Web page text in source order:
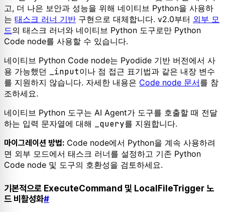
고, 더 나은 보안과 성능을 위해 네이티브 Python을 사용하
는 태스크 러너 기반 구현으로 대체합니다. v2.0부터 외부 모
드의 태스크 러너와 네이티브 Python 도구로만 Python
Code node를 사용할 수 있습니다.
네이티브 Python Code node는 Pyodide 기반 버전에서 사
용 가능했던
_input이나 점 접근 표기법과 같은 내장 변수
를 지원하지 않습니다. 자세한 내용은 Code node 문서를 참
조하세요.
네이티브 Python 도구는 AI Agent가 도구를 호출할 때 전달
하는 입력 문자열에 대해
_query를 지원합니다.
마이그레이션 방법: Code node에서 Python을 계속 사용하려
면 외부 모드에서 태스크 러너를 설정하고 기존 Python
Code node 및 도구의 호환성을 검토하세요.
기본적으로 ExecuteCommand 및 LocalFileTrigger 노
드 비활성화#